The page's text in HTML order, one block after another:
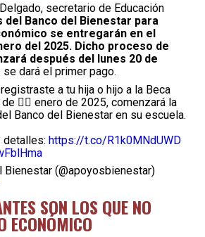
secretario de Educación
del Banco del Bienestar para
se entregarán en el
del 2025. Dicho proceso de
después del lunes 20 de
dará el primer pago.
a tu hija o hijo a la Beca
👉🏻 enero de 2025, comenzará la
Banco del Bienestar en su escuela.
detalles: https://t.co/R1k0MNdUWD
Bienestar (@apoyosbienestar)
SON LOS QUE NO
ECONÓMICO